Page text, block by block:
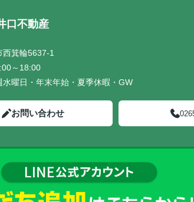
口不動産
箕輪5637-1
～18:00
水曜日・年末年始・夏季休暇・GW
お問い合わせ